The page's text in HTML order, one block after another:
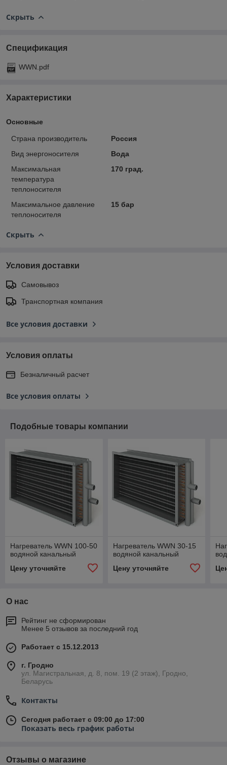
Скрыть
Спецификация
WWN.pdf
Характеристики
Основные
Страна производитель
Россия
Вид энергоносителя
Вода
Максимальная
температура
теплоносителя
170 град.
Максимальное давление
теплоносителя
15 бар
Скрыть
Условия доставки
Самовывоз
Транспортная компания
Все условия доставки
Условия оплаты
Безналичный расчет
Все условия оплаты
Подобные товары компании
Нагреватель WWN 100-50
водяной канальный
Цену уточняйте
Нагреватель WWN 30-15
водяной канальный
Цену уточняйте
О нас
Рейтинг не сформирован
Менее 5 отзывов за последний год
Работает с 15.12.2013
г. Гродно
ул. Магистральная, д. 8, пом. 19 (2 этаж), Гродно,
Беларусь
Контакты
Сегодня работает с 09:00 до 17:00
Показать весь график работы
Отзывы о магазине